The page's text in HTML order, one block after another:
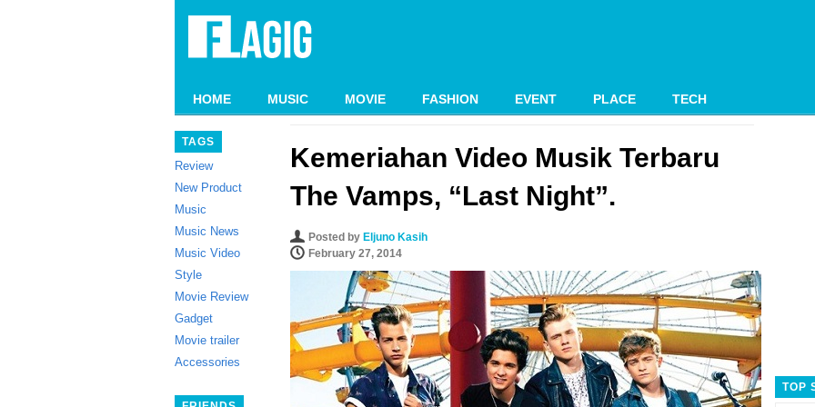
HOME MUSIC MOVIE FASHION EVENT PLACE TECH
TAGS
Review
New Product
Music
Music News
Music Video
Style
Movie Review
Gadget
Movie trailer
Accessories
Kemeriahan Video Musik Terbaru
The Vamps, “Last Night”.
Posted by Eljuno Kasih
February 27, 2014
TOP